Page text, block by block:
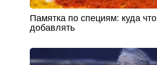
Памятка по специям: куда что
добавлять